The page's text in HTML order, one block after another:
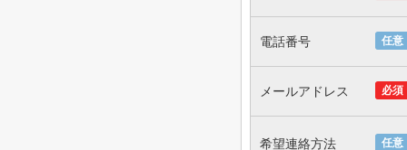
任意
電話番号
必須
メールアドレス
任意
希望連絡方法